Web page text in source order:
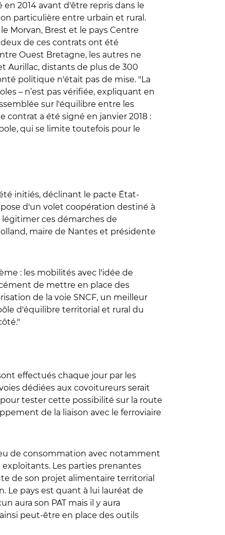
2014 avant d'être repris dans le
particulière entre urbain et rural.
Morvan, Brest et le pays Centre
de ces contrats ont été
Ouest Bretagne, les autres ne
Aurillac, distants de plus de 300
politique n'était pas de mise. "La
– n’est pas vérifiée, expliquant en
sur l'équilibre entre les
contrat a été signé en janvier 2018 :
qui se limite toutefois pour le
initiés, déclinant le pacte État-
d'un volet coopération destiné à
ces démarches de
maire de Nantes et présidente
: les mobilités avec l'idée de
de mettre en place des
de la voie SNCF, un meilleur
d'équilibre territorial et rural du
effectués chaque jour par les
dédiées aux covoitureurs serait
tester cette possibilité sur la route
de la liaison avec le ferroviaire
de consommation avec notamment
exploitants. Les parties prenantes
de son projet alimentaire territorial
Le pays est quant à lui lauréat de
aura son PAT mais il y aura
peut-être en place des outils